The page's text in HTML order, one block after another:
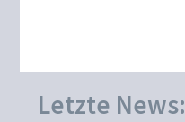
Letzte News: